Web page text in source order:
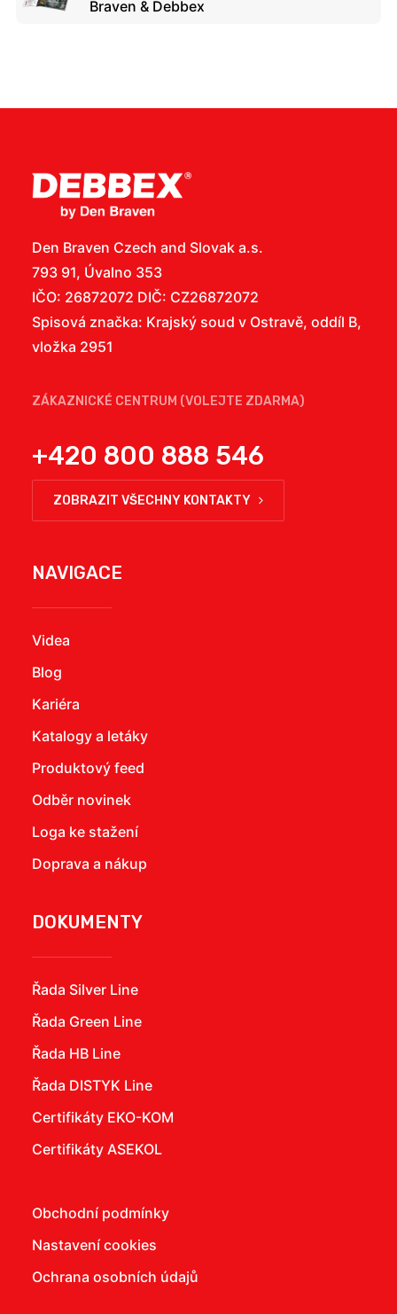
Braven & Debbex
Den Braven Czech and Slovak a.s.
793 91, Úvalno 353
IČO: 26872072 DIČ: CZ26872072
Spisová značka: Krajský soud v Ostravě, oddíl B,
vložka 2951
ZÁKAZNICKÉ CENTRUM (VOLEJTE ZDARMA)
+420 800 888 546
ZOBRAZIT VŠECHNY KONTAKTY
NAVIGACE
Videa
Blog
Kariéra
Katalogy a letáky
Produktový feed
Odběr novinek
Loga ke stažení
Doprava a nákup
DOKUMENTY
Řada Silver Line
Řada Green Line
Řada HB Line
Řada DISTYK Line
Certifikáty EKO-KOM
Certifikáty ASEKOL
Obchodní podmínky
Nastavení cookies
Ochrana osobních údajů